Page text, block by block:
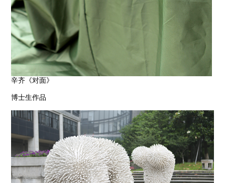
辛齐《对面》
博士生作品